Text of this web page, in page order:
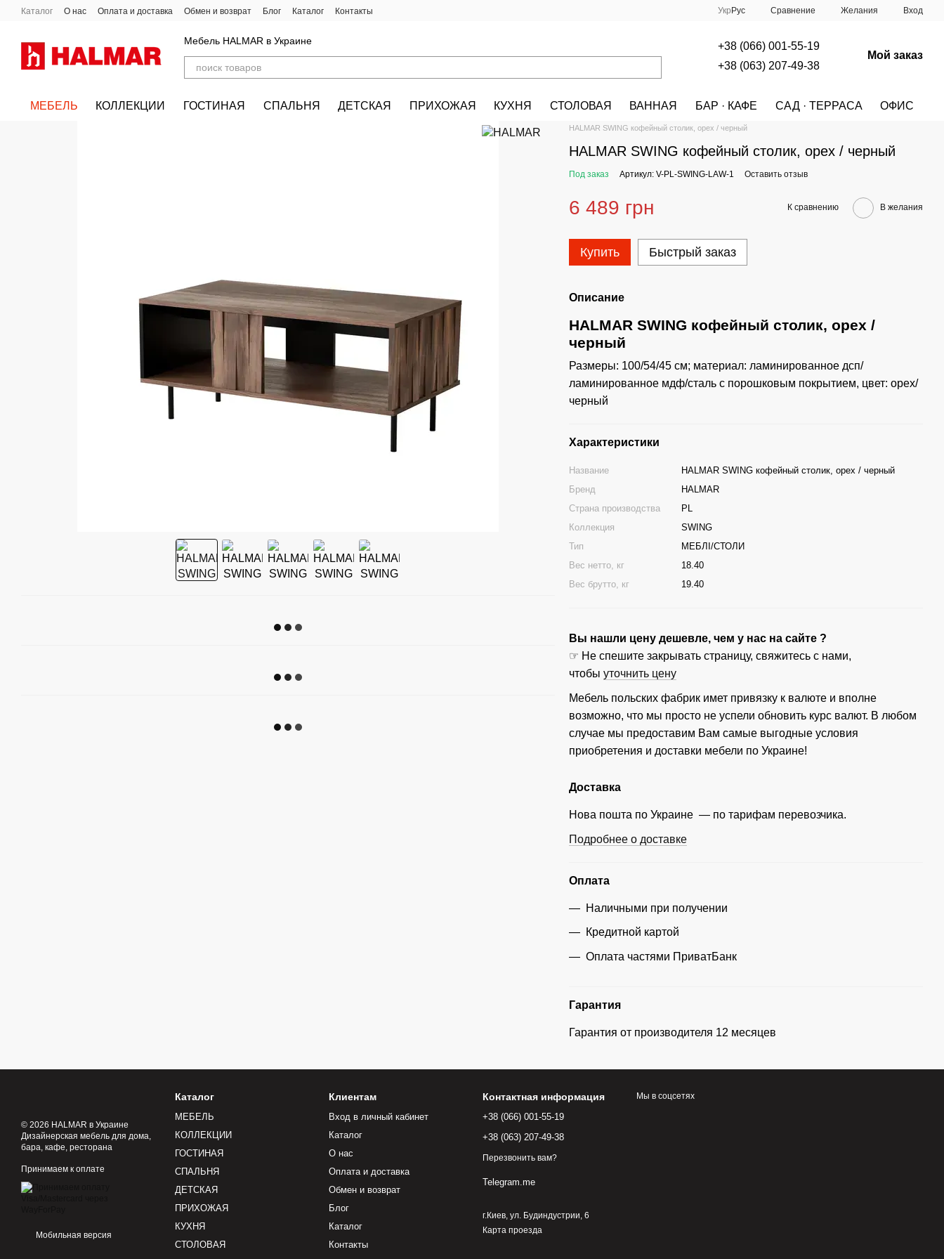
Перейти к основному контенту
Каталог О нас Оплата и доставка Обмен и возврат Блог Каталог Контакты Укр Рус Сравнение Желания Вход
Мебель HALMAR в Украине
+38 (066) 001-55-19
+38 (063) 207-49-38
Мой заказ
МЕБЕЛЬ КОЛЛЕКЦИИ ГОСТИНАЯ СПАЛЬНЯ ДЕТСКАЯ ПРИХОЖАЯ КУХНЯ СТОЛОВАЯ ВАННАЯ БАР · КАФЕ САД · ТЕРРАСА ОФИС
HALMAR SWING кофейный столик, орех / черный
HALMAR SWING кофейный столик, орех / черный
Под заказ Артикул: V-PL-SWING-LAW-1 Оставить отзыв
6 489 грн К сравнению В желания
Купить Быстрый заказ
Описание
HALMAR SWING кофейный столик, орех /
черный
Размеры: 100/54/45 см; материал: ламинированное дсп/
ламинированное мдф/сталь с порошковым покрытием, цвет: орех/
черный
Характеристики
Название
HALMAR SWING кофейный столик, орех / черный
Бренд
HALMAR
Страна производства
PL
Коллекция
SWING
Тип
МЕБЛІ/СТОЛИ
Вес нетто, кг
18.40
Вес брутто, кг
19.40
Вы нашли цену дешевле, чем у нас на сайте ?
☞ Не спешите закрывать страницу, свяжитесь с нами,
чтобыуточнить цену
Мебель польских фабрик имет привязку к валюте и вполне
возможно, что мы просто не успели обновить курс валют. В любом
случае мы предоставим Вам самые выгодные условия
приобретения и доставки мебели по Украине!
Доставка
Нова пошта по Украине — по тарифам перевозчика.
Подробнее о доставке
Оплата
Наличными при получении
Кредитной картой
Оплата частями ПриватБанк
Гарантия
Гарантия от производителя 12 месяцев
© 2026 HALMAR в Украине
Дизайнерская мебель для дома,
бара, кафе, ресторана
Принимаем к оплате
Мобильная версия
Каталог
МЕБЕЛЬ
КОЛЛЕКЦИИ
ГОСТИНАЯ
СПАЛЬНЯ
ДЕТСКАЯ
ПРИХОЖАЯ
КУХНЯ
СТОЛОВАЯ
Клиентам
Вход в личный кабинет
Каталог
О нас
Оплата и доставка
Обмен и возврат
Блог
Каталог
Контакты
Контактная информация
+38 (066) 001-55-19
+38 (063) 207-49-38
Перезвонить вам?
Telegram.me
г.Киев, ул. Будиндустрии, 6
Карта проезда
Мы в соцсетях